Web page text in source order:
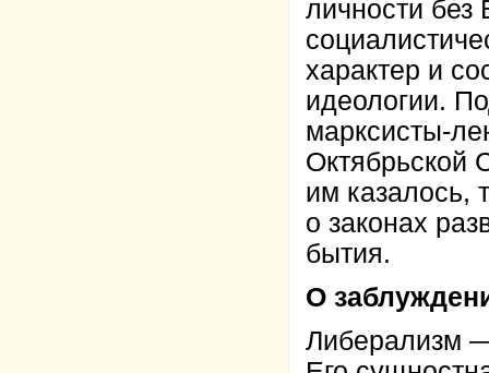
личности без
характер и
идеологии.
марксисты-
Октябрьской
им казалось,
о законах
бытия.
О
Либерализм